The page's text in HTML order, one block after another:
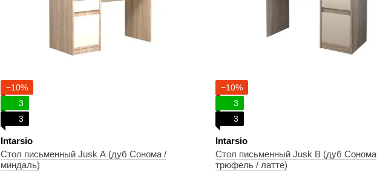
−10%
3
3
Intarsio
Стол письменный Jusk A (дуб Сонома /
миндаль)
−10%
3
3
Intarsio
Стол письменный Jusk B (дуб Сонома
трюфель / латте)